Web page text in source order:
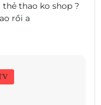
thao ko shop ?
rồi a